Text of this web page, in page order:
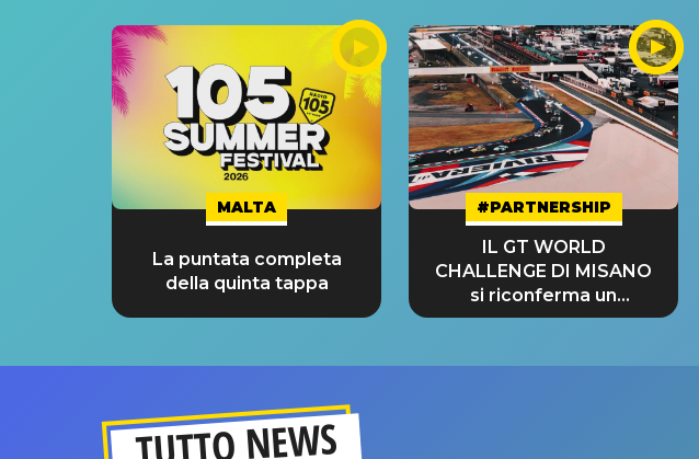
MALTA
La puntata completa
della quinta tappa
#PARTNERSHIP
IL GT WORLD
CHALLENGE DI MISANO
si riconferma un
GRANDE SUCCESSO!
TUTTO NEWS